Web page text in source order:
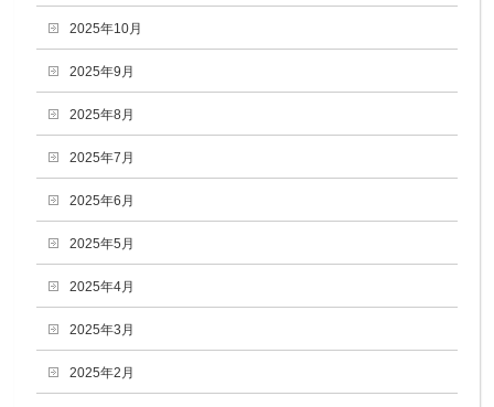
2025年10月
2025年9月
2025年8月
2025年7月
2025年6月
2025年5月
2025年4月
2025年3月
2025年2月